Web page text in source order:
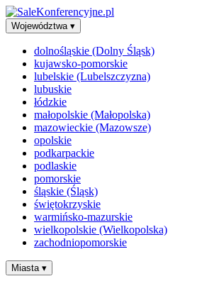
Województwa ▾
dolnośląskie (Dolny Śląsk)
kujawsko-pomorskie
lubelskie (Lubelszczyzna)
lubuskie
łódzkie
małopolskie (Małopolska)
mazowieckie (Mazowsze)
opolskie
podkarpackie
podlaskie
pomorskie
śląskie (Śląsk)
świętokrzyskie
warmińsko-mazurskie
wielkopolskie (Wielkopolska)
zachodniopomorskie
Miasta ▾